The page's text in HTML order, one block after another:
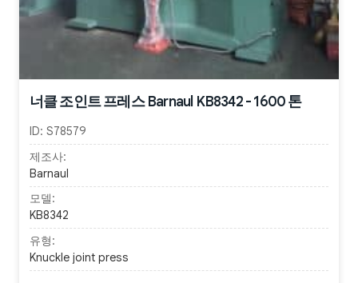
너클 조인트 프레스 Barnaul KB8342 - 1600 톤
ID: S78579
제조사:
Barnaul
모델:
KB8342
유형:
Knuckle joint press